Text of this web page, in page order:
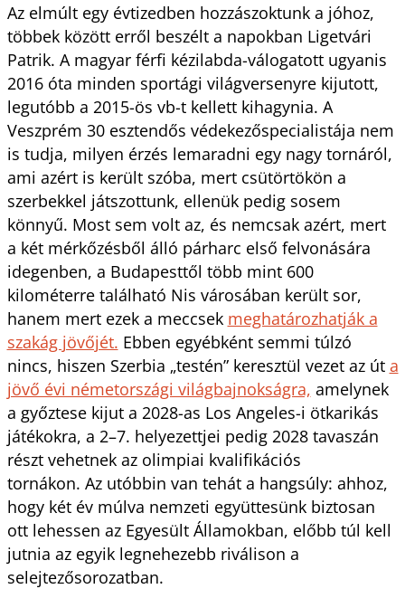
Az elmúlt egy évtizedben hozzászoktunk a jóhoz,
többek között erről beszélt a napokban Ligetvári
Patrik. A magyar férfi kézilabda-válogatott ugyanis
2016 óta minden sportági világversenyre kijutott,
legutóbb a 2015-ös vb-t kellett kihagynia. A
Veszprém 30 esztendős védekezőspecialistája nem
is tudja, milyen érzés lemaradni egy nagy tornáról,
ami azért is került szóba, mert csütörtökön a
szerbekkel játszottunk, ellenük pedig sosem
könnyű. Most sem volt az, és nemcsak azért, mert
a két mérkőzésből álló párharc első felvonására
idegenben, a Budapesttől több mint 600
kilométerre található Nis városában került sor,
hanem mert ezek a meccsek meghatározhatják a
szakág jövőjét. Ebben egyébként semmi túlzó
nincs, hiszen Szerbia „testén” keresztül vezet az út a
jövő évi németországi világbajnokságra, amelynek
a győztese kijut a 2028-as Los Angeles-i ötkarikás
játékokra, a 2–7. helyezettjei pedig 2028 tavaszán
részt vehetnek az olimpiai kvalifikációs
tornákon. Az utóbbin van tehát a hangsúly: ahhoz,
hogy két év múlva nemzeti együttesünk biztosan
ott lehessen az Egyesült Államokban, előbb túl kell
jutnia az egyik legnehezebb riválison a
selejtezősorozatban.